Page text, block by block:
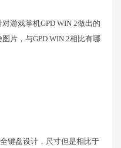
游戏掌机GPD WIN 2做出的
片，与GPD WIN 2相比有哪
键盘设计，尺寸但是相比于